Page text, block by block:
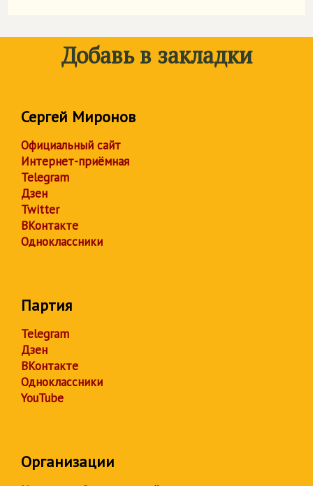
Добавь в закладки
Сергей Миронов
Официальный сайт
Интернет-приёмная
Telegram
Дзен
Twitter
ВКонтакте
Одноклассники
Партия
Telegram
Дзен
ВКонтакте
Одноклассники
YouTube
Организации